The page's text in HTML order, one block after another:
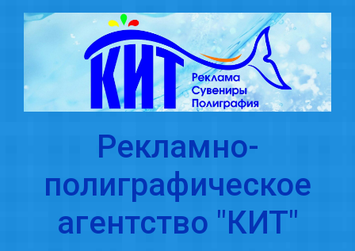
Skip to main content
Рекламно-
полиграфическое
агентство "КИТ"